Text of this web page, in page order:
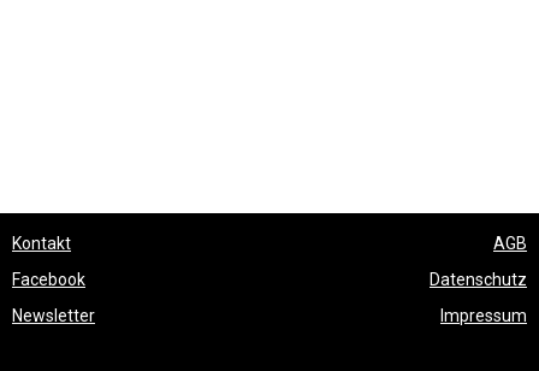
Kontakt
Facebook
Newsletter
AGB
Datenschutz
Impressum